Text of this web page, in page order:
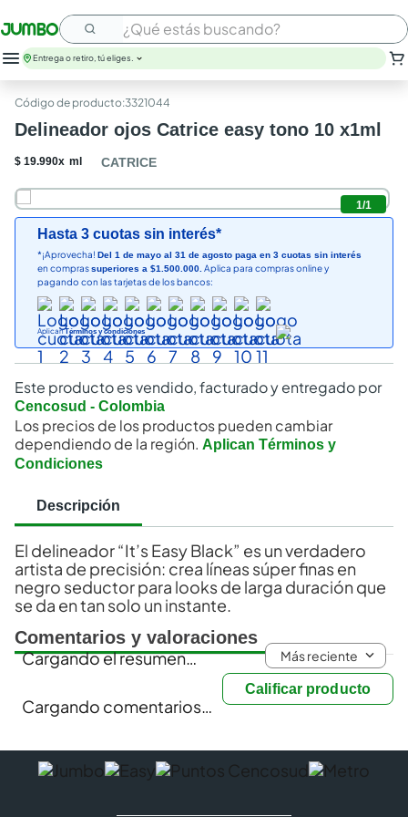
¿Qué estás buscando?
Entrega o retiro, tú eliges.
:3321044
Delineador ojos Catrice easy tono 10 x1ml
$ 19.990x ml CATRICE
1/1
Hasta 3 cuotas sin interés*
*¡Aprovecha! Del 1 de mayo al 31 de agosto paga en 3 cuotas sin interés
en comprassuperiores a $1.500.000. Aplica para compras online y
pagando con las tarjetas de los bancos:
AplicanTérminos y condiciones
Este producto es vendido, facturado y entregado por
Cencosud - Colombia
Los precios de los productos pueden cambiar
dependiendo de la región. Aplican Términos y
Condiciones
Descripción
El delineador “It’s Easy Black” es un verdadero
artista de precisión: crea líneas súper finas en
negro seductor para looks de larga duración que
se da en tan solo un instante.
Comentarios y valoraciones
Calificar producto
Cargando el resumen… Más reciente
Cargando comentarios…